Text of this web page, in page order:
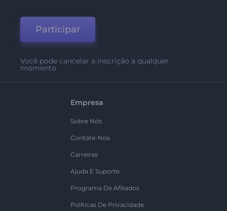
Participar
Você pode cancelar a inscrição a qualquer
momento
Empresa
Sobre Nós
Contate-Nos
Carreiras
Ajuda E Suporte
Programa De Afiliados
Políticas De Privacidade